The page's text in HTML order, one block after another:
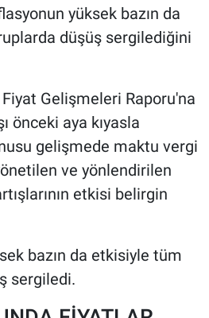
yüksek bazın da
düşüş sergilediğini
Gelişmeleri Raporu'na
önceki aya kıyasla
gelişmede maktu vergi
ve yönlendirilen
etkisi belirgin
bazın da etkisiyle tüm
sergiledi.